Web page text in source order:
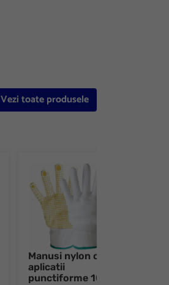
Vezi toate produsele
Manusi nylon cu
aplicatii
punctiforme 10